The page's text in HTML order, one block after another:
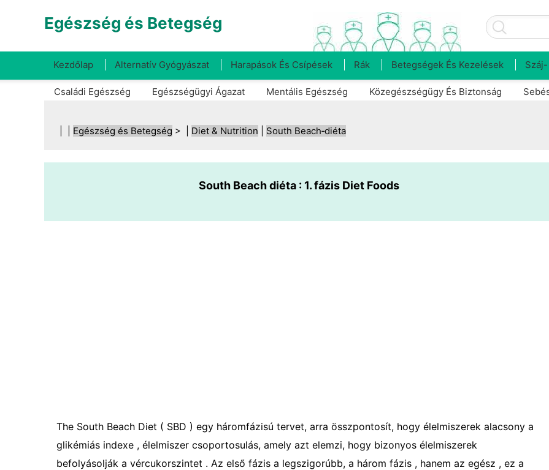
Egészség és Betegség
Kezdőlap Alternatív Gyógyászat Harapások És Csípések Rák Betegségek És Kezelések
Családi Egészség Egészségügyi Ágazat Mentális Egészség Közegészségügy És Biztonság
Egészség és Betegség > | Diet & Nutrition South Beach‑diéta
South Beach diéta : 1. fázis Diet Foods
The South Beach Diet ( SBD ) egy háromfázisú tervet, arra összpontosít, hogy élelmiszerek alacsony a
glikémiás indexe , élelmiszer csoportosulás, amely azt elemzi, hogy bizonyos élelmiszerek
befolyásolják a vércukorszintet . Az első fázis a legszigorúbb, a három fázis , hanem az egész , ez a